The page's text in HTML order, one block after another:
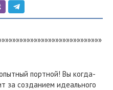
портной! Вы когда-
за созданием идеального